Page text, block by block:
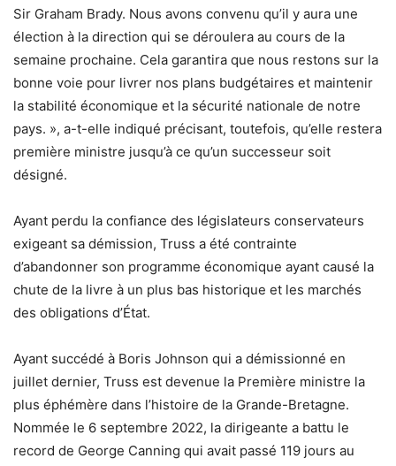
Sir Graham Brady. Nous avons convenu qu’il y aura une
élection à la direction qui se déroulera au cours de la
semaine prochaine. Cela garantira que nous restons sur la
bonne voie pour livrer nos plans budgétaires et maintenir
la stabilité économique et la sécurité nationale de notre
pays. », a-t-elle indiqué précisant, toutefois, qu’elle restera
première ministre jusqu’à ce qu’un successeur soit
désigné.
Ayant perdu la confiance des législateurs conservateurs
exigeant sa démission, Truss a été contrainte
d’abandonner son programme économique ayant causé la
chute de la livre à un plus bas historique et les marchés
des obligations d’État.
Ayant succédé à Boris Johnson qui a démissionné en
juillet dernier, Truss est devenue la Première ministre la
plus éphémère dans l’histoire de la Grande-Bretagne.
Nommée le 6 septembre 2022, la dirigeante a battu le
record de George Canning qui avait passé 119 jours au